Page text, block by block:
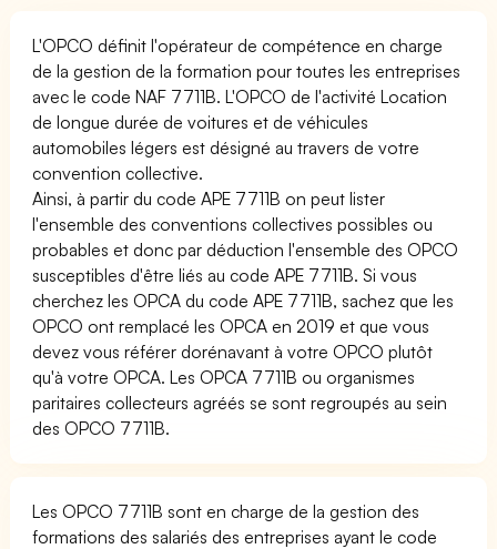
L'OPCO définit l'opérateur de compétence en charge
de la gestion de la formation pour toutes les entreprises
avec le code NAF 7711B. L'OPCO de l'activité Location
de longue durée de voitures et de véhicules
automobiles légers est désigné au travers de votre
convention collective.
Ainsi, à partir du code APE 7711B on peut lister
l'ensemble des conventions collectives possibles ou
probables et donc par déduction l'ensemble des OPCO
susceptibles d'être liés au code APE 7711B. Si vous
cherchez les OPCA du code APE 7711B, sachez que les
OPCO ont remplacé les OPCA en 2019 et que vous
devez vous référer dorénavant à votre OPCO plutôt
qu'à votre OPCA. Les OPCA 7711B ou organismes
paritaires collecteurs agréés se sont regroupés au sein
des OPCO 7711B.
Les OPCO 7711B sont en charge de la gestion des
formations des salariés des entreprises ayant le code